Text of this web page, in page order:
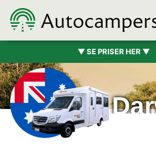
rett
innholdet
▼ SE PRISER HER ▼
Bobil